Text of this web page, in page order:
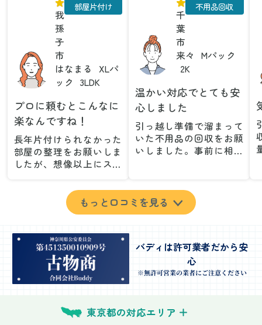
我
孫
子
市
はなまる
XLパ
ック
3LDK
部屋片付け
プロに頼むとこんなに
楽なんですね！
長年片付けられなかった
部屋の整理をお願いしま
したが、想像以上にスム
が集めた物や古い家具が
多く、自分たちだけでは
どうにもならない状態で
んが手際よく片付けてく
れたので、部屋が驚くほ
どスッキリしました。自
分では手が回らなかった
場所も含め、プロの力を
特に、物が散乱していた
千
葉
市
来々
Mパック
2K
不用品回収
温かい対応でとても安
心しました
引っ越し準備で溜まって
いた不用品の回収をお願
いしました。事前に相談
とができました。特に、
古い家具や壊れた家電な
ど、処分が難しいものが
きました。
当日は2名のスタッフが来
てくださり、作業の流れ
ちらも安心感を持って作
もっと口コミを見る
バディは許可業者だから安
心
※無許可営業の業者にご注意ください
東京都の対応エリア